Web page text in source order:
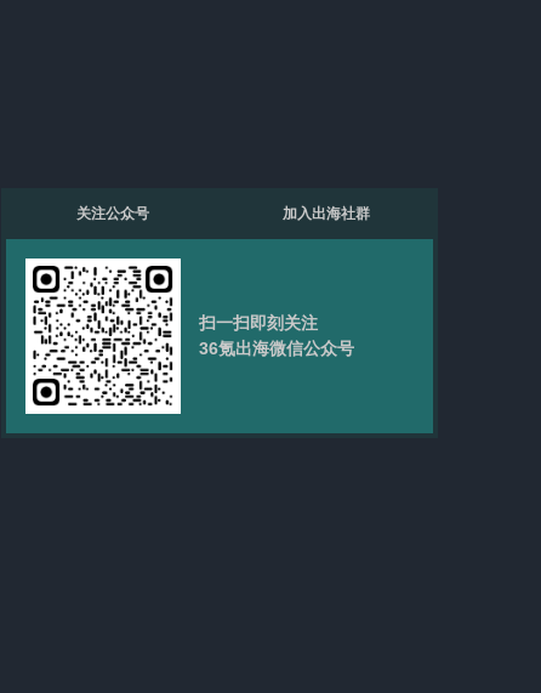
关注公众号 加入出海社群
扫一扫即刻关注
36氪出海微信公众号